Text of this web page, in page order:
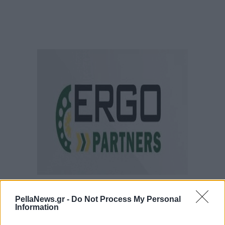
PellaNews.gr - Do Not Process My Personal
Information